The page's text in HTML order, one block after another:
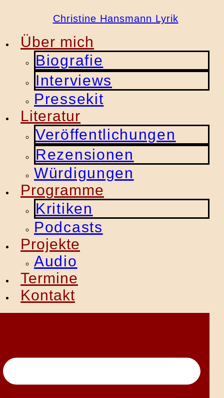
Christine Hansmann Lyrik
Über mich
Biografie
Interviews
Pressekit
Literatur
Veröffentlichungen
Rezensionen
Würdigungen
Programme
Kritiken
Podcasts
Projekte
Audio
Termine
Kontakt